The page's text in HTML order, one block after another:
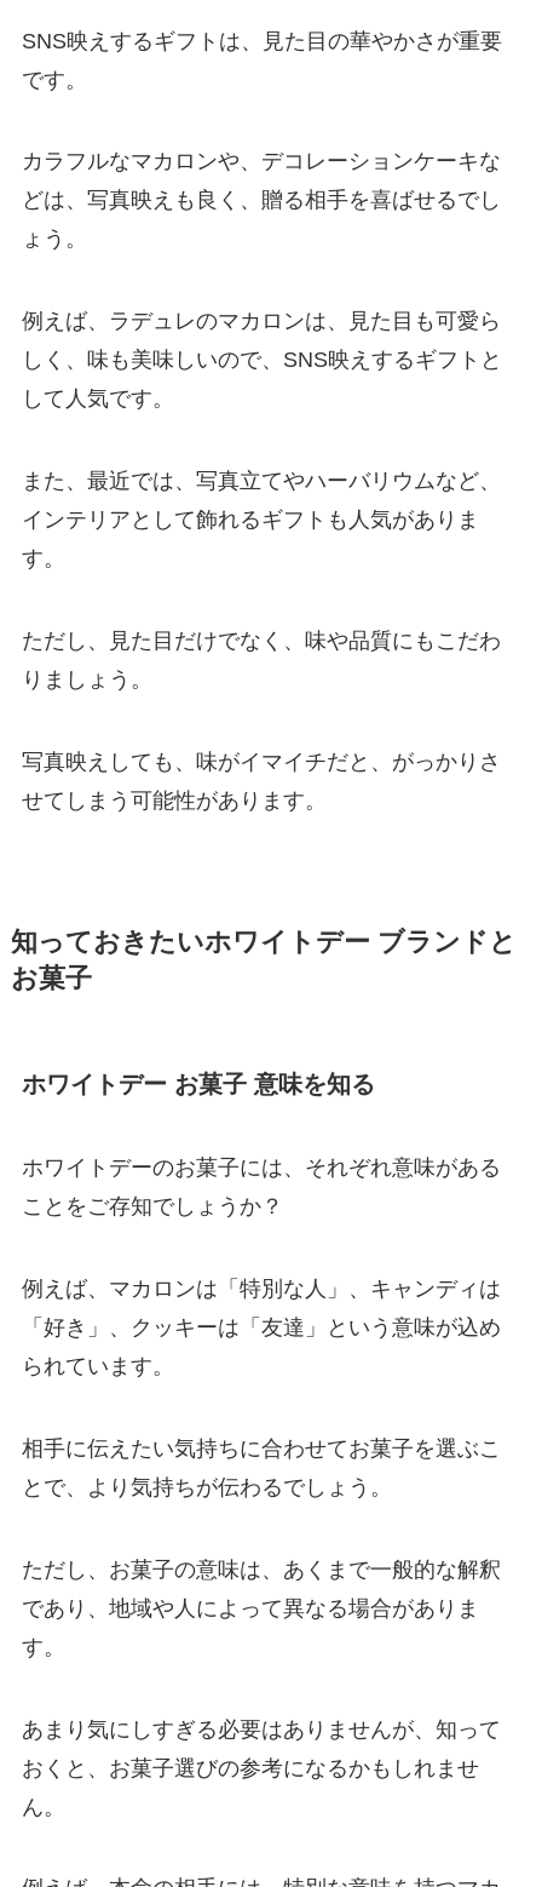
SNS映えするギフトは、見た目の華やかさが重要
です。
カラフルなマカロンや、デコレーションケーキな
どは、写真映えも良く、贈る相手を喜ばせるでし
ょう。
例えば、ラデュレのマカロンは、見た目も可愛ら
しく、味も美味しいので、SNS映えするギフトと
して人気です。
また、最近では、写真立てやハーバリウムなど、
インテリアとして飾れるギフトも人気がありま
す。
ただし、見た目だけでなく、味や品質にもこだわ
りましょう。
写真映えしても、味がイマイチだと、がっかりさ
せてしまう可能性があります。
知っておきたいホワイトデー ブランドと
お菓子
ホワイトデー お菓子 意味を知る
ホワイトデーのお菓子には、それぞれ意味がある
ことをご存知でしょうか？
例えば、マカロンは「特別な人」、キャンディは
「好き」、クッキーは「友達」という意味が込め
られています。
相手に伝えたい気持ちに合わせてお菓子を選ぶこ
とで、より気持ちが伝わるでしょう。
ただし、お菓子の意味は、あくまで一般的な解釈
であり、地域や人によって異なる場合がありま
す。
あまり気にしすぎる必要はありませんが、知って
おくと、お菓子選びの参考になるかもしれませ
ん。